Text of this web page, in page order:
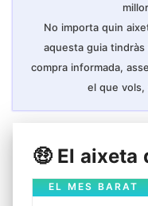
No importa quin
aquesta guia
compra informada,
el que
🤑 El aixeta
EL MES BARAT